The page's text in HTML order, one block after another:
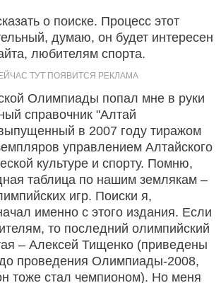
о поиске. Процесс этот
думаю, он будет интересен
любителям спорта.
Олимпиады попал мне в руки
справочник "Алтай
в 2007 году тиражом
управлением Алтайского
культуре и спорту. Помню,
таблица по нашим землякам –
игр. Поиски я,
именно с этого издания. Если
то последний олимпийский
– Алексей Тищенко (приведены
проведения Олимпиады-2008,
тоже стал чемпионом). Но меня